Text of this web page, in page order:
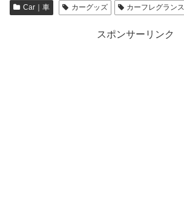
Car｜車 カーグッズ カーフレグランス
スポンサーリンク